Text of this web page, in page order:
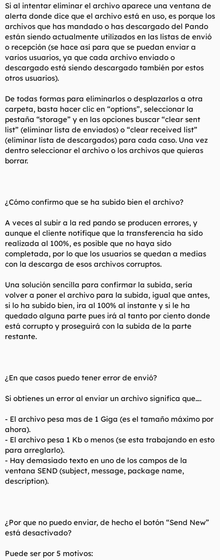
Si al intentar eliminar el archivo aparece una ventana de
alerta donde dice que el archivo está en uso, es porque los
archivos que has mandado o has descargado del Pando
están siendo actualmente utilizados en las listas de envió
o recepción (se hace así para que se puedan enviar a
varios usuarios, ya que cada archivo enviado o
descargado está siendo descargado también por estos
otros usuarios).
De todas formas para eliminarlos o desplazarlos a otra
carpeta, basta hacer clic en “options”, seleccionar la
pestaña “storage” y en las opciones buscar “clear sent
list” (eliminar lista de enviados) o “clear received list”
(eliminar lista de descargados) para cada caso. Una vez
dentro seleccionar el archivo o los archivos que quieras
borrar.
¿Cómo confirmo que se ha subido bien el archivo?
A veces al subir a la red pando se producen errores, y
aunque el cliente notifique que la transferencia ha sido
realizada al 100%, es posible que no haya sido
completada, por lo que los usuarios se quedan a medias
con la descarga de esos archivos corruptos.
Una solución sencilla para confirmar la subida, sería
volver a poner el archivo para la subida, igual que antes,
si lo ha subido bien, ira al 100% al instante y si le ha
quedado alguna parte pues irá al tanto por ciento donde
está corrupto y proseguirá con la subida de la parte
restante.
¿En que casos puedo tener error de envió?
Si obtienes un error al enviar un archivo significa que….
- El archivo pesa mas de 1 Giga (es el tamaño máximo por
ahora).
- El archivo pesa 1 Kb o menos (se esta trabajando en esto
para arreglarlo).
- Hay demasiado texto en uno de los campos de la
ventana SEND (subject, message, package name,
description).
¿Por que no puedo enviar, de hecho el botón “Send New”
está desactivado?
Puede ser por 5 motivos: